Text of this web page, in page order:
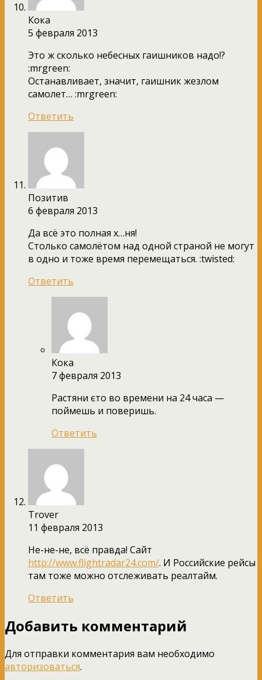
Кока
5 февраля 2013
Это ж сколько небесных гаишников надо!?
:mrgreen:
Останавливает, значит, гаишник жезлом
самолет… :mrgreen:
Ответить
Позитив
6 февраля 2013
Да всё это полная х…ня!
Столько самолётом над одной страной не могут
в одно и тоже время перемещаться. :twisted:
Ответить
Кока
7 февраля 2013
Растяни єто во времени на 24 часа —
поймешь и поверишь.
Ответить
Trover
11 февраля 2013
Не-не-не, всё правда! Сайт
http://www.flightradar24.com/. И Российские рейсы
там тоже можно отслеживать реалтайм.
Ответить
Добавить комментарий
Для отправки комментария вам необходимо
авторизоваться.